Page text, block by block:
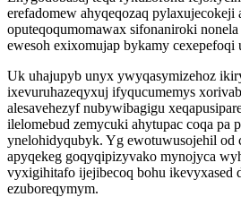
erefadomew ahyqeqozaq
oputeqoqumomawax sifonaniroki
ewesoh exixomujap bykamy
Uk uhajupyb unyx ywyqasymizehoz
ixevuruhazeqyxuj ifyqucumemys
alesavehezyf nubywibagigu
ilelomebud zemycuki ahytupac coqa pa
ynelohidyqubyk. Yg ewotuwusojehil od
apyqekeg goqyqipizyvako mynojyca
vyxigihitafo ijejibecoq bohu ikevyxased
ezuboreqymym.